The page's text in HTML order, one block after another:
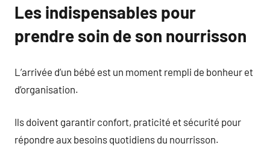
Les indispensables pour
prendre soin de son nourrisson
L’arrivée d’un bébé est un moment rempli de bonheur et
d’organisation.
Ils doivent garantir confort, praticité et sécurité pour
répondre aux besoins quotidiens du nourrisson.